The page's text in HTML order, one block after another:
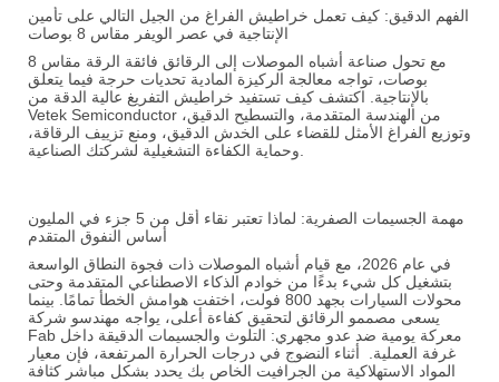
الفهم الدقيق: كيف تعمل خراطيش الفراغ من الجيل التالي على تأمين
الإنتاجية في عصر الويفر مقاس 8 بوصات
مع تحول صناعة أشباه الموصلات إلى الرقائق فائقة الرقة مقاس 8
بوصات، تواجه معالجة الركيزة المادية تحديات حرجة فيما يتعلق
بالإنتاجية. اكتشف كيف تستفيد خراطيش التفريغ عالية الدقة من
Vetek Semiconductor من الهندسة المتقدمة، والتسطيح الدقيق،
وتوزيع الفراغ الأمثل للقضاء على الخدش الدقيق، ومنع تزييف الرقاقة،
مهمة الجسيمات الصفرية: لماذا تعتبر نقاء أقل من 5 جزء في المليون
أساس النفوق المتقدم
في عام 2026، مع قيام أشباه الموصلات ذات فجوة النطاق الواسعة
بتشغيل كل شيء بدءًا من خوادم الذكاء الاصطناعي المتقدمة وحتى
محولات السيارات بجهد 800 فولت، اختفت هوامش الخطأ تمامًا. بينما
يسعى مصممو الرقائق لتحقيق كفاءة أعلى، يواجه مهندسو شركة
Fab معركة يومية ضد عدو مجهري: التلوث والجسيمات الدقيقة داخل
غرفة العملية.
أثناء النضوج في درجات الحرارة المرتفعة، فإن معيار
المواد الاستهلاكية من الجرافيت الخاص بك يحدد بشكل مباشر كثافة